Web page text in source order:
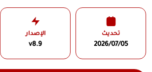
تحديث
2026/07/05
الإصدار
v8.9